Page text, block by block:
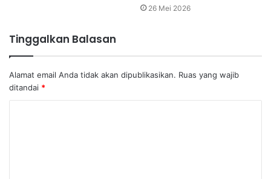
26 Mei 2026
Tinggalkan Balasan
Alamat email Anda tidak akan dipublikasikan. Ruas yang wajib
ditandai *